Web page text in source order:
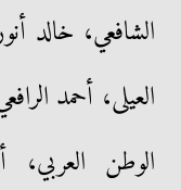
الشافعي، خالد
العيلى، أحمد
الوطن